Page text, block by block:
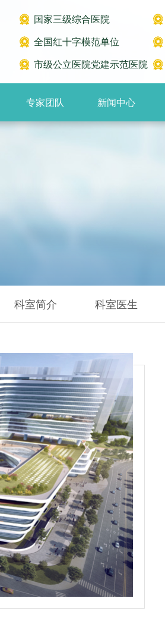
国家三级综合医院
全国红十字模范单位
市级公立医院党建示范医院
专家团队 新闻中心
科室简介 科室医生